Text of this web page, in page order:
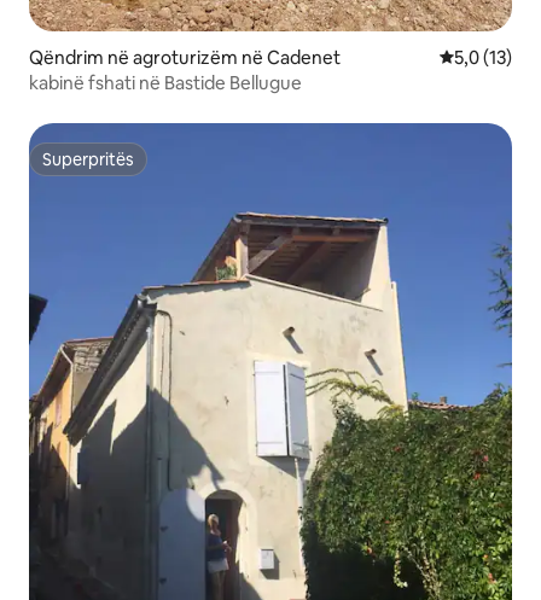
Qëndrim në agroturizëm në Cadenet Vlerësimi
5,0 (13)
kabinë fshati në Bastide Bellugue
Superpritës
Superpritës